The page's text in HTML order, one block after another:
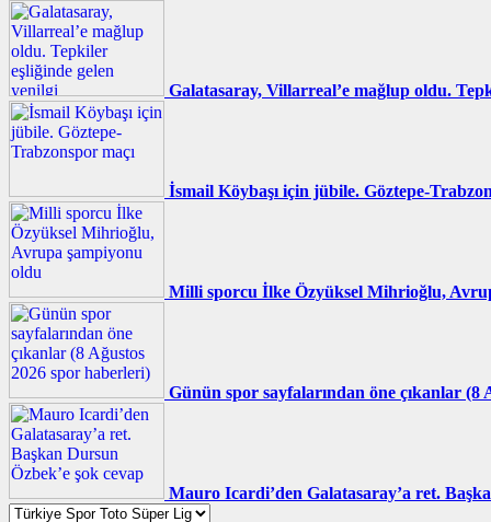
Galatasaray, Villarreal’e mağlup oldu.
İsmail Köybaşı için jübile. Göztepe-
Milli sporcu İlke Özyüksel Mihrioğlu,
Günün spor sayfalarından öne çıkanlar (8
Mauro Icardi’den Galatasaray’a ret.